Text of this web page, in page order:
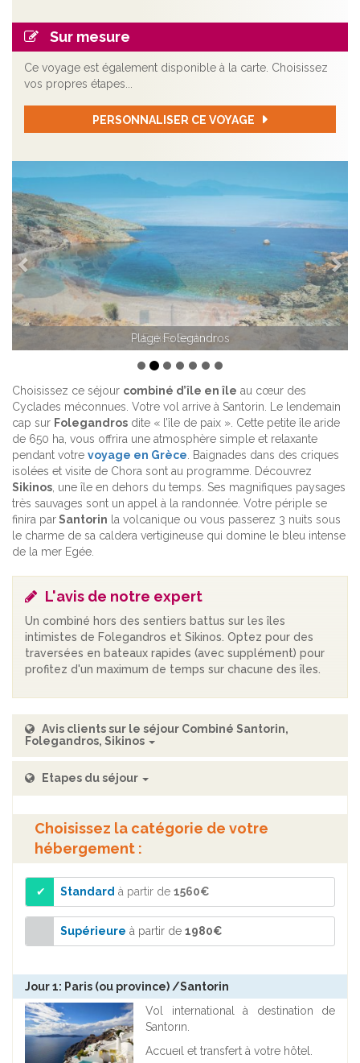
Sur mesure
Ce voyage est également disponible à la carte. Choisissez
vos propres étapes...
PERSONNALISER CE VOYAGE
Eglise Santorin
Précédent
Choisissez ce séjour combiné d’île en île au cœur des
Cyclades méconnues. Votre vol arrive à Santorin. Le lendemain
cap sur Folegandros dite « l’île de paix ». Cette petite île aride
de 650 ha, vous offrira une atmosphère simple et relaxante
pendant votre voyage en Grèce. Baignades dans des criques
isolées et visite de Chora sont au programme. Découvrez
Sikinos, une île en dehors du temps. Ses magnifiques paysages
très sauvages sont un appel à la randonnée. Votre périple se
finira parSantorin la volcanique ou vous passerez 3 nuits sous
le charme de sa caldera vertigineuse qui domine le bleu intense
de la mer Egée.
L'avis de notre expert
Un combiné hors des sentiers battus sur les îles
intimistes de Folegandros et Sikinos. Optez pour des
traversées en bateaux rapides (avec supplément) pour
profitez d'un maximum de temps sur chacune des îles.
Avis clients sur le séjour Combiné Santorin,
Folegandros, Sikinos
Etapes du séjour
Choisissez la catégorie de votre
hébergement :
Standard à partir de1560€
Supérieure à partir de1980€
Jour 1: Paris (ou province) /Santorin
Vol international à destination de
Santorın.
Accueıl et transfert à votre hôtel.